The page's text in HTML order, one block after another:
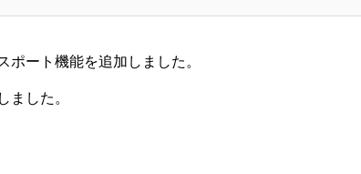
ポート 機能を追加しました。
ました。